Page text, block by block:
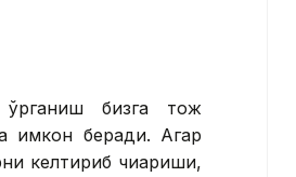
ўрганиш бизга тож
имкон беради. Агар
келтириб чиқариши,